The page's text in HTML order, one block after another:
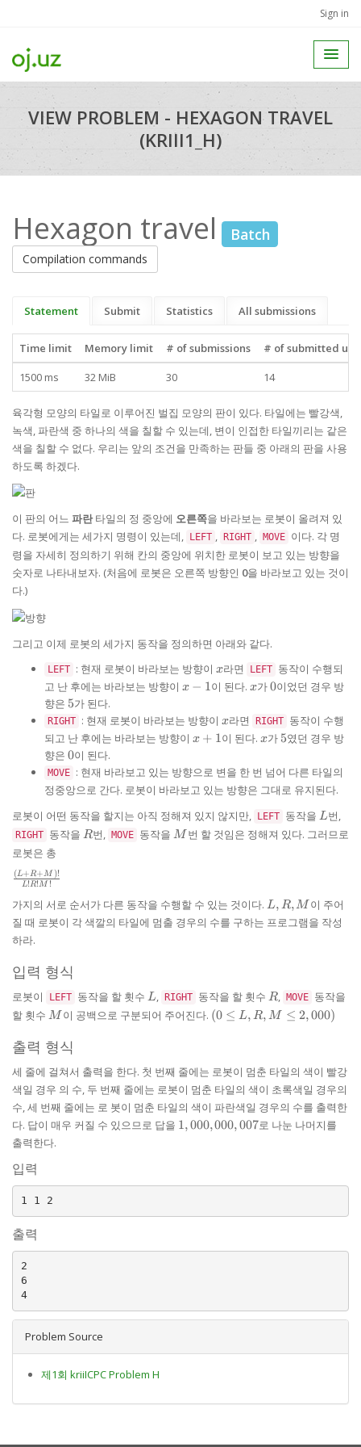
Sign in
VIEW PROBLEM - HEXAGON TRAVEL
(KRIII1_H)
Hexagon travel Batch
Compilation commands
Statement Submit Statistics All submissions
Time limit Memory limit # of submissions
# of submitted
1500 ms
32 MiB 30 14
육각형 모양의 타일로 이루어진 벌집 모양의 판이 있다. 타일에는 빨강색,
녹색, 파란색 중 하나의 색을 칠할 수 있는데, 변이 인접한 타일끼리는 같은
색을 칠할 수 없다. 우리는 앞의 조건을 만족하는 판들 중 아래의 판을 사용
하도록 하겠다.
이 판의 어느 파란타일의 정 중앙에 오른쪽을 바라보는 로봇이 올려져 있
다. 로봇에게는 세가지 명령이 있는데,
LEFT , RIGHT , MOVE 이다. 각 명
령을 자세히 정의하기 위해 칸의 중앙에 위치한 로봇이 보고 있는 방향을
숫자로 나타내보자. (처음에 로봇은 오른쪽 방향인 0을 바라보고 있는 것이
다.)
그리고 이제 로봇의 세가지 동작을 정의하면 아래와 같다.
LEFT : 현재 로봇이 바라보는 방향이 x
x라면 LEFT 동작이 수행되
고 난 후에는 바라보는 방향이 x
x − 1이 된다. x
x가0
0이었던 경우 방
향은 5
5가 된다.
RIGHT : 현재 로봇이 바라보는 방향이 x
x라면 RIGHT 동작이 수행
되고 난 후에는 바라보는 방향이 x
1
x + 1이 된다. x
x가 5
5였던 경우 방
향은 0
0이 된다.
MOVE : 현재 바라보고 있는 방향으로 변을 한 번 넘어 다른 타일의
정중앙으로 간다. 로봇이 바라보고 있는 방향은 그대로 유지된다.
로봇이 어떤 동작을 할지는 아직 정해져 있지 않지만, LEFT 동작을 L
L번,
RIGHT 동작을 R
R번, MOVE 동작을M
M 번 할 것임은 정해져 있다. 그러므로
로봇은 총
\frac{(L
+ R +
M)!}{L!
R! M!}
L!R!M !
(L+R+M )!
가지의 서로 순서가 다른 동작을 수행할 수 있는 것이다. L,
R,
M
L, R, M 이 주어
질 때 로봇이 각 색깔의 타일에 멈출 경우의 수를 구하는 프로그램을 작성
하라.
입력 형식
로봇이 LEFT 동작을 할 횟수 L
L, RIGHT 동작을 할 횟수 R
R, MOVE 동작을
할 횟수 M
M 이 공백으로 구분되어 주어진다. (0 \le
(0 ≤ L, R, M ≤ 2,000)
출력 형식
세 줄에 걸쳐서 출력을 한다. 첫 번째 줄에는 로봇이 멈춘 타일의 색이 빨강
색일 경우 의 수, 두 번째 줄에는 로봇이 멈춘 타일의 색이 초록색일 경우의
수, 세 번째 줄에는 로 봇이 멈춘 타일의 색이 파란색일 경우의 수를 출력한
다. 답이 매우 커질 수 있으므로 답을 1,000,000,007
1,000,000,007로 나눈 나머지를
출력한다.
입력
출력
2
6
4
Problem Source
제1회 kriiICPC Problem H